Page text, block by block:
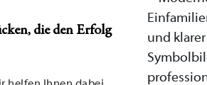
die den Erfolg